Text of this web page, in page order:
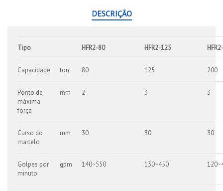
DESCRIÇÃO
Tipo HFR2-80 HFR2-125
Capacidade ton 80 125 200
Ponto de
máxima
força
mm 2 3 3
Curso do
martelo
mm 30 30 30
Golpes por
minuto
gpm 140~550 130~450